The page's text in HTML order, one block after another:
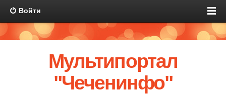
Войти
Мультипортал
"Чеченинфо"